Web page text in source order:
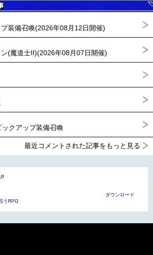
装備召喚(2026年08月12日開催)
(魔道士II)(2026年08月07日開催)
クアップ装備召喚
最近コメントされた記事をもっと見る
!!
うRPG
ダウンロード